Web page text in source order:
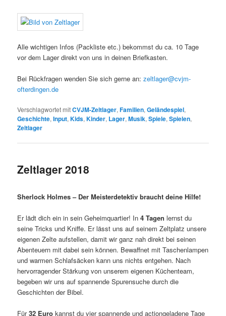
Alle wichtigen Infos (Packliste etc.) bekommst du ca. 10 Tage
vor dem Lager direkt von uns in deinen Briefkasten.
Bei Rückfragen wenden Sie sich gerne an:zeltlager@cvjm-
ofterdingen.de
Verschlagwortet mitCVJM-Zeltlager,Familien,Geländespiel,
Geschichte,Input,Kids,Kinder, Lager,Musik,Spiele,Spielen,
Zeltlager
Zeltlager 2018
Sherlock Holmes – Der Meisterdetektiv braucht deine Hilfe!
Er lädt dich ein in sein Geheimquartier! In4 Tagen lernst du
seine Tricks und Kniffe. Er lässt uns auf seinem Zeltplatz unsere
eigenen Zelte aufstellen, damit wir ganz nah direkt bei seinen
Abenteuern mit dabei sein können. Bewaffnet mit Taschenlampen
und warmen Schlafsäcken kann uns nichts entgehen. Nach
hervorragender Stärkung von unserem eigenen Küchenteam,
begeben wir uns auf spannende Spurensuche durch die
Geschichten der Bibel.
Für32 Euro kannst du vier spannende und actiongeladene Tage